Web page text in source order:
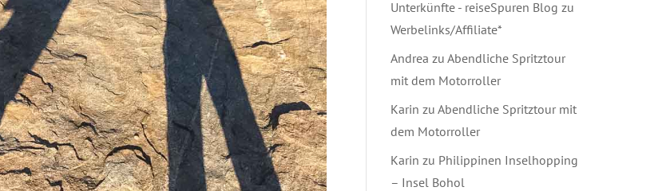
Unterkünfte - reiseSpuren Blog zu
Werbelinks/Affiliate*
Andrea zu Abendliche Spritztour
mit dem Motorroller
Karin zu Abendliche Spritztour mit
dem Motorroller
Karin zu Philippinen Inselhopping
– Insel Bohol